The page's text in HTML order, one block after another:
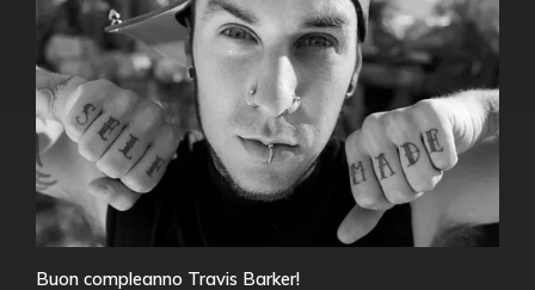
Buon compleanno Travis Barker!